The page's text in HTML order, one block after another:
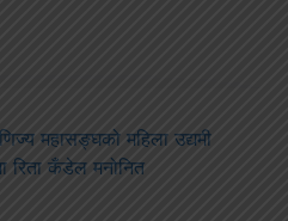
महासङ्घको महिला उद्यमी
रिता कँडेल मनोनित